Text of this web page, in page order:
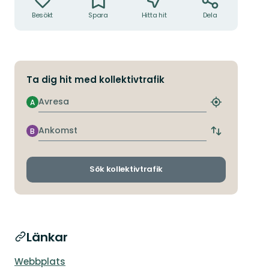
Besökt Spara Hitta hit Dela
Ta dig hit med kollektivtrafik
Avresa
A
Hitta
hållplats
Ankomst
B
Byt
och
Sök kollektivtrafik
Länkar
Webbplats